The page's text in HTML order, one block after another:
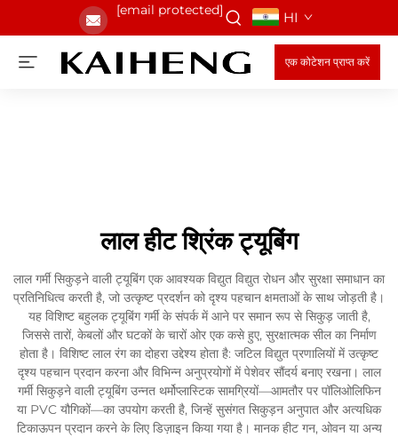
[email protected] HI
एक कोटेशन प्राप्त करें
लाल हीट श्रिंक ट्यूबिंग
लाल गर्मी सिकुड़ने वाली ट्यूबिंग एक आवश्यक विद्युत विद्युत रोधन और सुरक्षा समाधान का
प्रतिनिधित्व करती है, जो उत्कृष्ट प्रदर्शन को दृश्य पहचान क्षमताओं के साथ जोड़ती है।
यह विशिष्ट बहुलक ट्यूबिंग गर्मी के संपर्क में आने पर समान रूप से सिकुड़ जाती है,
जिससे तारों, केबलों और घटकों के चारों ओर एक कसे हुए, सुरक्षात्मक सील का निर्माण
होता है। विशिष्ट लाल रंग का दोहरा उद्देश्य होता है: जटिल विद्युत प्रणालियों में उत्कृष्ट
दृश्य पहचान प्रदान करना और विभिन्न अनुप्रयोगों में पेशेवर सौंदर्य बनाए रखना। लाल
गर्मी सिकुड़ने वाली ट्यूबिंग उन्नत थर्मोप्लास्टिक सामग्रियों—आमतौर पर पॉलिओलिफिन
या PVC यौगिकों—का उपयोग करती है, जिन्हें सुसंगत सिकुड़न अनुपात और अत्यधिक
टिकाऊपन प्रदान करने के लिए डिज़ाइन किया गया है। मानक हीट गन, ओवन या अन्य